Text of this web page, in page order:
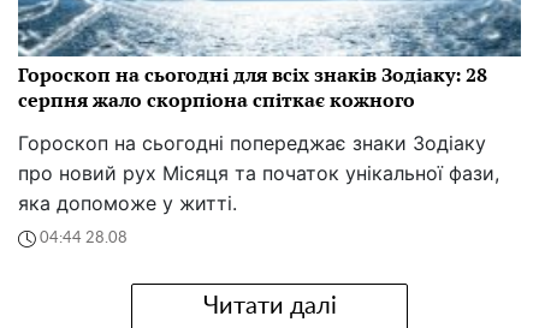
Гороскоп на сьогодні для всіх знаків Зодіаку: 28
серпня жало скорпіона спіткає кожного
Гороскоп на сьогодні попереджає знаки Зодіаку
про новий рух Місяця та початок унікальної фази,
яка допоможе у житті.
04:44 28.08
Читати далі